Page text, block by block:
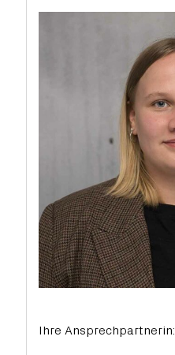
Ihre Ansprechpartnerin: